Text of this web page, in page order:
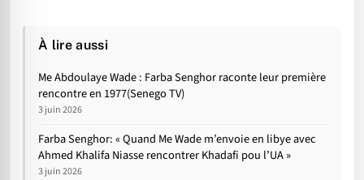
À lire aussi
Me Abdoulaye Wade : Farba Senghor raconte leur première
rencontre en 1977(Senego TV)
3 juin 2026
Farba Senghor: « Quand Me Wade m’envoie en libye avec
Ahmed Khalifa Niasse rencontrer Khadafi pou l’UA »
3 juin 2026